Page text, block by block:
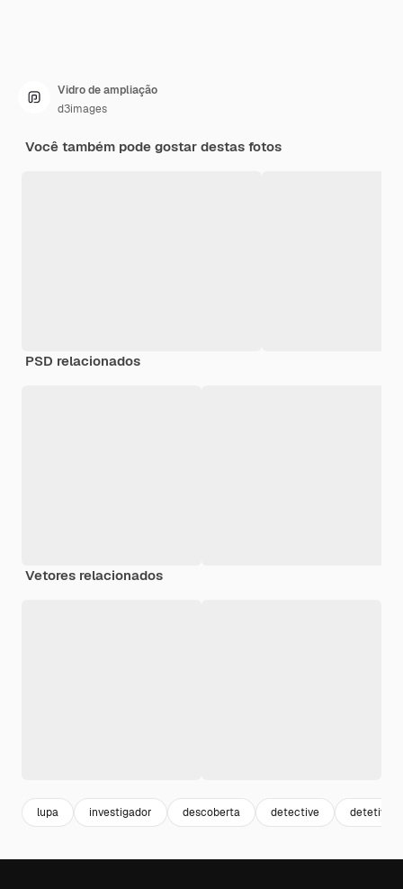
Vidro de ampliação
d3images
Você também pode gostar destas fotos
PSD relacionados
Vetores relacionados
lupa investigador descoberta detective detetive